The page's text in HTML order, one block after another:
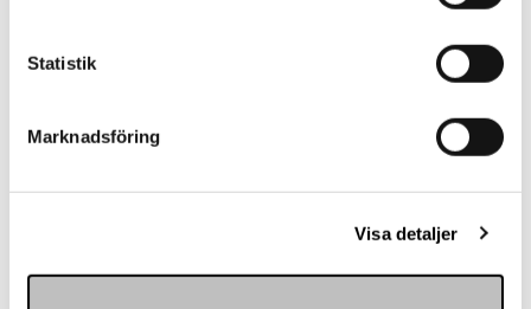
Statistik
Marknadsföring
Visa detaljer